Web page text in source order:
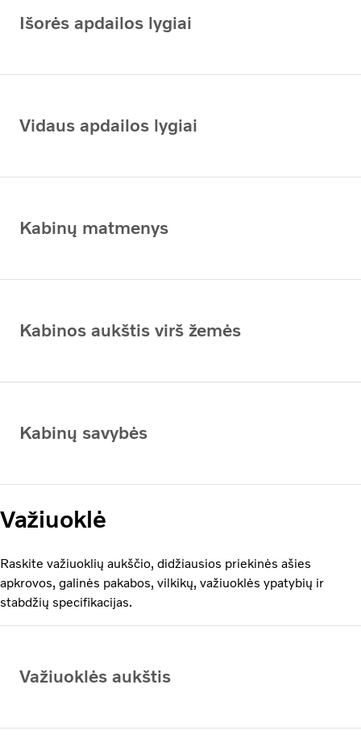
Išorės apdailos lygiai
Vidaus apdailos lygiai
Kabinų matmenys
Kabinos aukštis virš žemės
Kabinų savybės
Važiuoklė
Raskite važiuoklių aukščio, didžiausios priekinės ašies
apkrovos, galinės pakabos, vilkikų, važiuoklės ypatybių ir
stabdžių specifikacijas.
Važiuoklės aukštis